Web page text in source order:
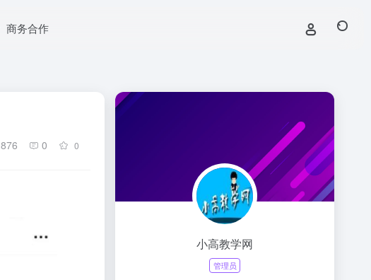
商务合作
876 0 0
小高教学网
管理员